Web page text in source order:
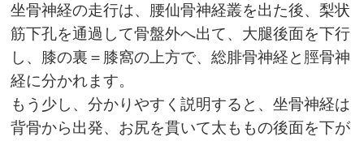
坐骨神経の走行は、腰仙骨神経叢を出た後、梨状
筋下孔を通過して骨盤外へ出て、大腿後面を下行
し、膝の裏＝膝窩の上方で、総腓骨神経と脛骨神
経に分かれます。
もう少し、分かりやすく説明すると、坐骨神経は
背骨から出発、お尻を貫いて太ももの後面を下が